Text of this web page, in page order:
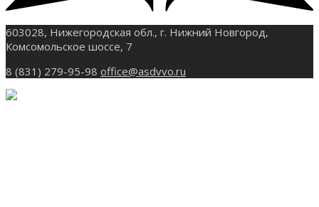
603028, Нижегородская обл., г. Нижний Новгород,
Комсомольское шоссе, 7
8 (831) 279-95-98 office@asdvvo.ru